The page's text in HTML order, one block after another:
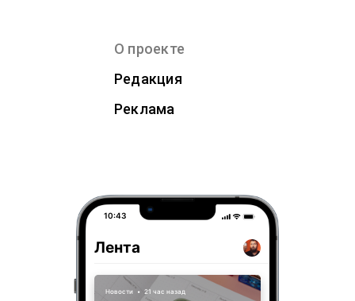
О проекте
Редакция
Реклама
10:43
Лента
Новости • 21 час назад